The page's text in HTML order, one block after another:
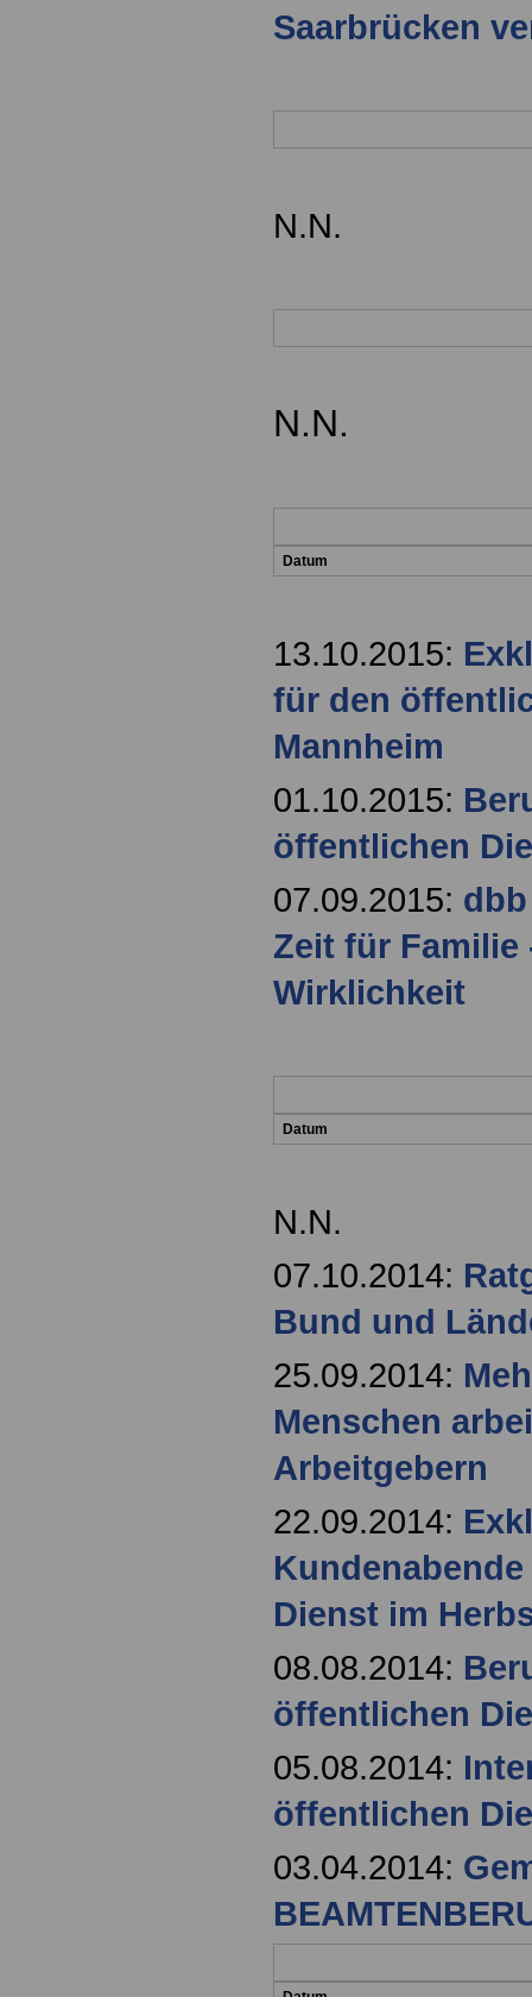
Saarbrücken
N.N.
N.N.
Datum
13.10.2015:
für den
Mannheim
01.10.2015:
öffentlichen
07.09.2015:
Zeit für Familie
Wirklichkeit
Datum
N.N.
07.10.2014:
Bund und
25.09.2014:
Menschen
Arbeitgebern
22.09.2014:
Dienst im
08.08.2014:
öffentlichen
05.08.2014:
öffentlichen
03.04.2014: